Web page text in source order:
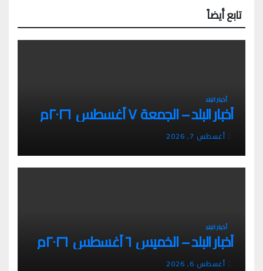
تابع أيضاً
أخبار البلد
أخبار البلد – الجمعة ٧ أغسطس ٢٠٢٦م
أغسطس 7, 2026
أخبار البلد
أخبار البلد – الخميس ٦ أغسطس ٢٠٢٦م
أغسطس 6, 2026